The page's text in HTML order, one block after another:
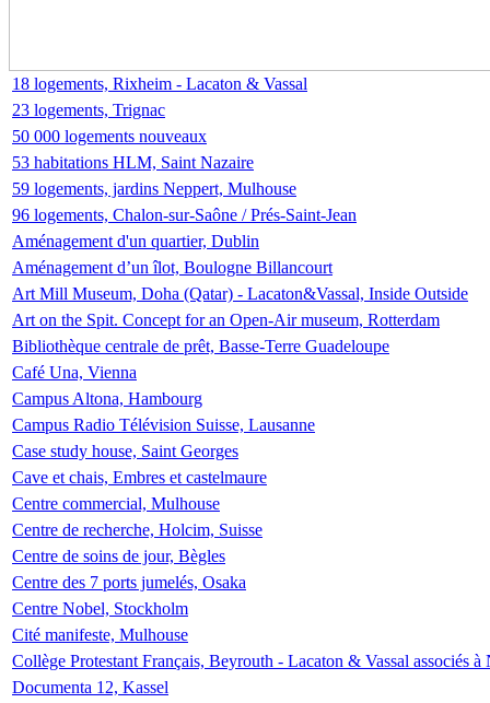
18 logements, Rixheim - Lacaton & Vassal
23 logements, Trignac
50 000 logements nouveaux
53 habitations HLM, Saint Nazaire
59 logements, jardins Neppert, Mulhouse
96 logements, Chalon-sur-Saône / Prés-Saint-Jean
Aménagement d'un quartier, Dublin
Aménagement d’un îlot, Boulogne Billancourt
Art Mill Museum, Doha (Qatar) - Lacaton&Vassal, Inside Outside
Art on the Spit. Concept for an Open-Air museum, Rotterdam
Bibliothèque centrale de prêt, Basse-Terre Guadeloupe
Café Una, Vienna
Campus Altona, Hambourg
Campus Radio Télévision Suisse, Lausanne
Case study house, Saint Georges
Cave et chais, Embres et castelmaure
Centre commercial, Mulhouse
Centre de recherche, Holcim, Suisse
Centre de soins de jour, Bègles
Centre des 7 ports jumelés, Osaka
Centre Nobel, Stockholm
Cité manifeste, Mulhouse
Collège Protestant Français, Beyrouth - Lacaton & Vassal associés
Documenta 12, Kassel